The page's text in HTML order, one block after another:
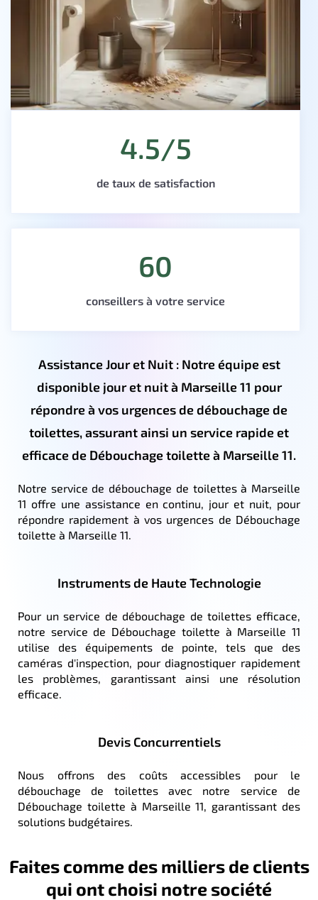
4.5/5
de taux de satisfaction
60
conseillers à votre service
Assistance Jour et Nuit : Notre équipe est
disponible jour et nuit à Marseille 11 pour
répondre à vos urgences de débouchage de
toilettes, assurant ainsi un service rapide et
efficace de Débouchage toilette à Marseille 11.
Notre service de débouchage de toilettes à Marseille
11 offre une assistance en continu, jour et nuit, pour
répondre rapidement à vos urgences de Débouchage
toilette à Marseille 11.
Instruments de Haute Technologie
Pour un service de débouchage de toilettes efficace,
notre service de Débouchage toilette à Marseille 11
utilise des équipements de pointe, tels que des
caméras d'inspection, pour diagnostiquer rapidement
les problèmes, garantissant ainsi une résolution
efficace.
Devis Concurrentiels
Nous offrons des coûts accessibles pour le
débouchage de toilettes avec notre service de
Débouchage toilette à Marseille 11, garantissant des
solutions budgétaires.
Faites comme des milliers de clients
qui ont choisi notre société